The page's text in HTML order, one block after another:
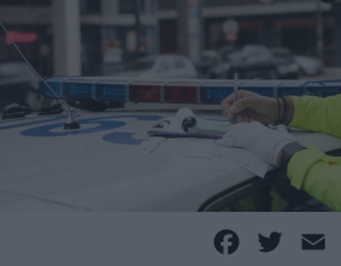
Facebook
Twitter